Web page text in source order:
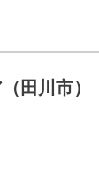
田川市）